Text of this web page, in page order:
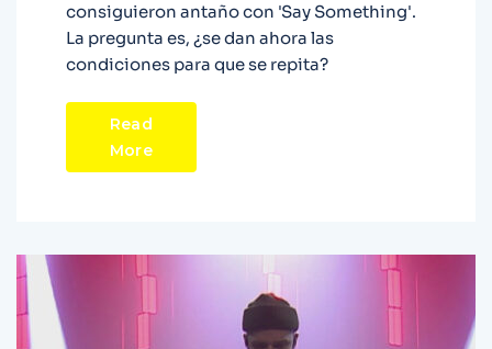
consiguieron antaño con 'Say Something'.
La pregunta es, ¿se dan ahora las
condiciones para que se repita?
Read
More